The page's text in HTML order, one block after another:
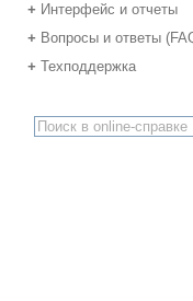
+ Интерфейс и отчеты
+ Вопросы и ответы
+ Техподдержка